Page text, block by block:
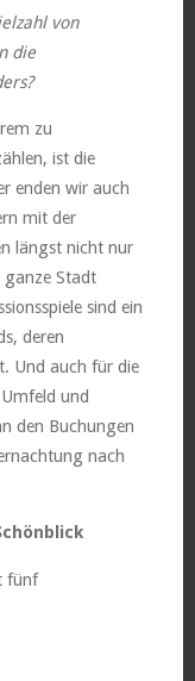
von
die
zu
ist die
enden wir auch
mit der
längst nicht nur
ganze Stadt
sind ein
deren
Und auch für die
und
den Buchungen
nach
fünf